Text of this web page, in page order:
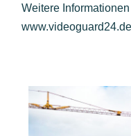
Weitere
www.videoguard24.de